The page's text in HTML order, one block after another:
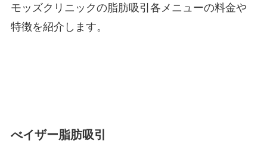
モッズクリニックの脂肪吸引各メニューの料金や
特徴を紹介します。
べイザー脂肪吸引